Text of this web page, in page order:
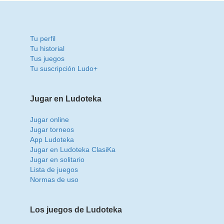
Tu perfil
Tu historial
Tus juegos
Tu suscripción Ludo+
Jugar en Ludoteka
Jugar online
Jugar torneos
App Ludoteka
Jugar en Ludoteka ClasiKa
Jugar en solitario
Lista de juegos
Normas de uso
Los juegos de Ludoteka